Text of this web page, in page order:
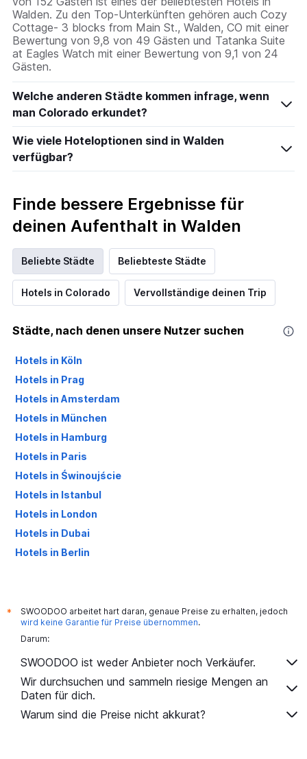
Walden. Zu den Top-Unterkünften gehören auch Cozy
Cottage- 3 blocks from Main St., Walden, CO mit einer
Bewertung von 9,8 von 49 Gästen und Tatanka Suite
at Eagles Watch mit einer Bewertung von 9,1 von 24
Gästen.
Welche anderen Städte kommen infrage, wenn
man Colorado erkundet?
Wie viele Hoteloptionen sind in Walden
verfügbar?
Finde bessere Ergebnisse für
deinen Aufenthalt in Walden
Beliebte Städte Beliebteste Städte
Hotels in Colorado Vervollständige deinen Trip
Städte, nach denen unsere Nutzer suchen
Hotels in Köln
Hotels in Prag
Hotels in Amsterdam
Hotels in München
Hotels in Hamburg
Hotels in Paris
Hotels in Świnoujście
Hotels in Istanbul
Hotels in London
Hotels in Dubai
Hotels in Berlin
*
SWOODOO arbeitet hart daran, genaue Preise zu erhalten, jedoch
wird keine Garantie für Preise übernommen.
Darum:
SWOODOO ist weder Anbieter noch Verkäufer.
Wir durchsuchen und sammeln riesige Mengen an
Daten für dich.
Warum sind die Preise nicht akkurat?